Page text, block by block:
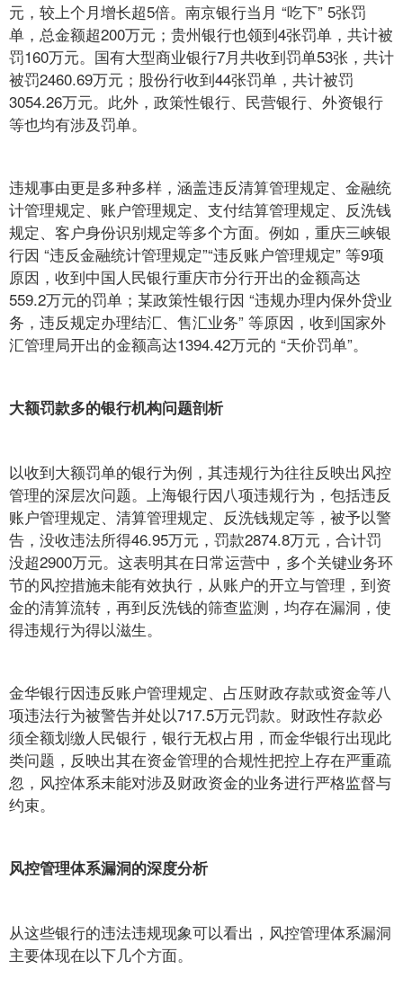
元，较上个月增长超5倍。南京银行当月 “吃下” 5张罚
单，总金额超200万元；贵州银行也领到4张罚单，共计被
罚160万元。国有大型商业银行7月共收到罚单53张，共计
被罚2460.69万元；股份行收到44张罚单，共计被罚
3054.26万元。此外，政策性银行、民营银行、外资银行
等也均有涉及罚单。
违规事由更是多种多样，涵盖违反清算管理规定、金融统
计管理规定、账户管理规定、支付结算管理规定、反洗钱
规定、客户身份识别规定等多个方面。例如，重庆三峡银
行因 “违反金融统计管理规定”“违反账户管理规定” 等9项
原因，收到中国人民银行重庆市分行开出的金额高达
559.2万元的罚单；某政策性银行因 “违规办理内保外贷业
务，违反规定办理结汇、售汇业务” 等原因，收到国家外
汇管理局开出的金额高达1394.42万元的 “天价罚单”。
大额罚款多的银行机构问题剖析
以收到大额罚单的银行为例，其违规行为往往反映出风控
管理的深层次问题。上海银行因八项违规行为，包括违反
账户管理规定、清算管理规定、反洗钱规定等，被予以警
告，没收违法所得46.95万元，罚款2874.8万元，合计罚
没超2900万元。这表明其在日常运营中，多个关键业务环
节的风控措施未能有效执行，从账户的开立与管理，到资
金的清算流转，再到反洗钱的筛查监测，均存在漏洞，使
得违规行为得以滋生。
金华银行因违反账户管理规定、占压财政存款或资金等八
项违法行为被警告并处以717.5万元罚款。财政性存款必
须全额划缴人民银行，银行无权占用，而金华银行出现此
类问题，反映出其在资金管理的合规性把控上存在严重疏
忽，风控体系未能对涉及财政资金的业务进行严格监督与
约束。
风控管理体系漏洞的深度分析
从这些银行的违法违规现象可以看出，风控管理体系漏洞
主要体现在以下几个方面。